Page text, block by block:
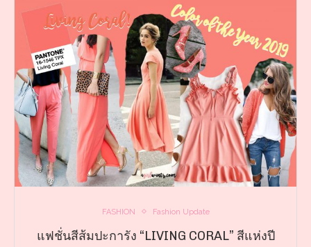
FASHION Fashion Update
แฟชั่นสีส้มปะการัง “LIVING CORAL” สีแห่งปี